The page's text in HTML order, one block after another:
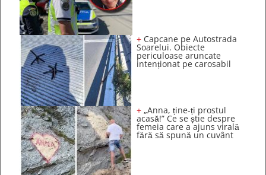
+ Capcane pe Autostrada
Soarelui. Obiecte
periculoase aruncate
intenționat pe carosabil
+ „Anna, ține-ți prostul
acasă!” Ce se știe despre
femeia care a ajuns virală
fără să spună un cuvânt